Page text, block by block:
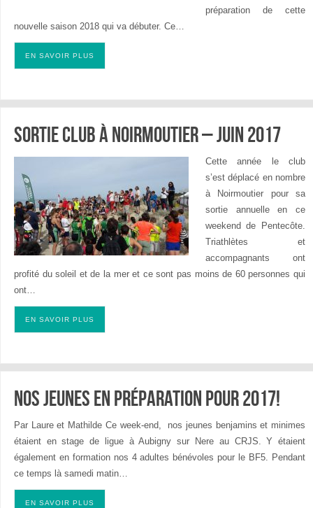
préparation de cette
nouvelle saison 2018 qui va débuter. Ce…
EN SAVOIR PLUS
Sortie club à Noirmoutier – juin 2017
Cette année le club
s’est déplacé en nombre
à Noirmoutier pour sa
sortie annuelle en ce
weekend de Pentecôte.
Triathlètes et
accompagnants ont
profité du soleil et de la mer et ce sont pas moins de 60 personnes qui
ont…
EN SAVOIR PLUS
Nos jeunes en préparation pour 2017!
Par Laure et Mathilde Ce week-end, nos jeunes benjamins et minimes
étaient en stage de ligue à Aubigny sur Nere au CRJS. Y étaient
également en formation nos 4 adultes bénévoles pour le BF5. Pendant
ce temps là samedi matin…
EN SAVOIR PLUS